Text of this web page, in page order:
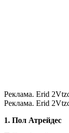
Реклама. Erid
Реклама. Erid
1. Пол Атрейдес